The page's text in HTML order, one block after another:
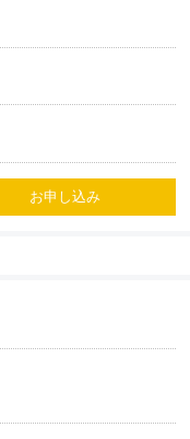
お申し込み